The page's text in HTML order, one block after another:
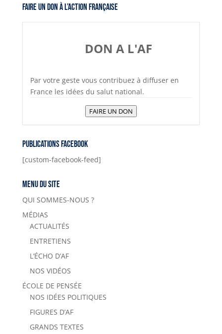
Faire un don à l’Action Française
DON A L'AF
Par votre geste vous contribuez à diffuser en
France les idées du salut national.
FAIRE UN DON
Publications Facebook
[custom-facebook-feed]
Menu du site
QUI SOMMES-NOUS ?
MÉDIAS
ACTUALITÉS
ENTRETIENS
L’ÉCHO D’AF
NOS VIDÉOS
ÉCOLE DE PENSÉE
NOS IDÉES POLITIQUES
FIGURES D’AF
GRANDS TEXTES